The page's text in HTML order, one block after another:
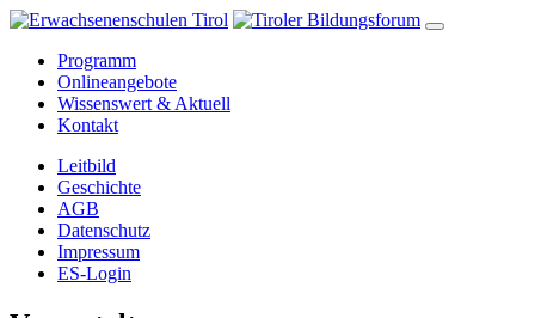
Programm
Onlineangebote
Wissenswert & Aktuell
Kontakt
Leitbild
Geschichte
AGB
Datenschutz
Impressum
ES-Login